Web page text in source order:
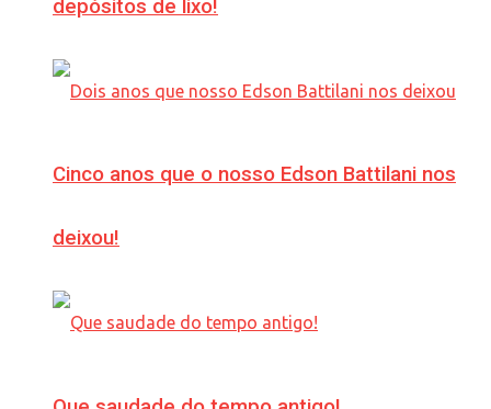
depósitos de lixo!
Cinco anos que o nosso Edson Battilani nos
deixou!